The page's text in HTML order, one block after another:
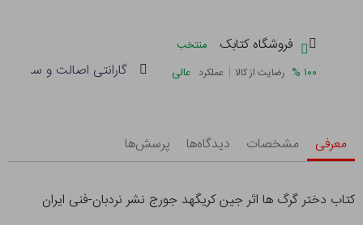
فروشگاه کتابک
منتخب
۱۰۰ % رضایت از کالا | عملکرد عالی گارانتی اصالت و سلامت
معرفی مشخصات دیدگاه‌ها پرسش‌ها
کتاب دختر گرگ ها اثر جین کریگهد جورج نشر نردبان-فنی ایران